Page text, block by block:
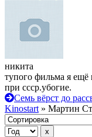
никита
тупого фильма я ещё
при ссср.убогие.
Семь вёрст до
Kinostart » Мартин